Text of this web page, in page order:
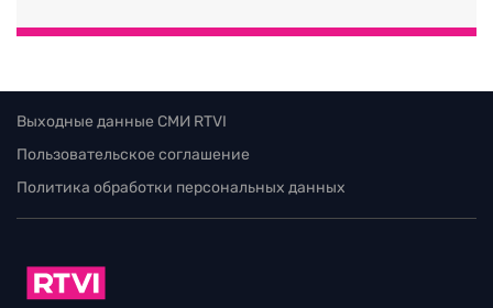
Выходные данные СМИ RTVI
Пользовательское соглашение
Политика обработки персональных данных